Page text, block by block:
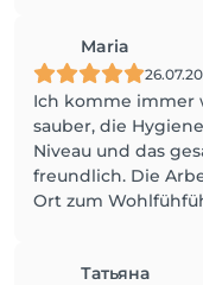
Maria
Ich komme immer
sauber, die
Niveau und das
freundlich. Die
Ort zum
Татьяна